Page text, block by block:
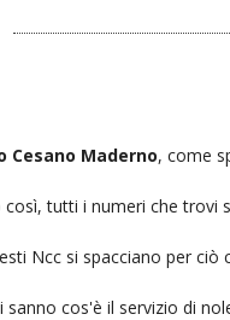
Cesano Maderno, come
tutti i numeri che trovi
Ncc si spacciano per ciò
sanno cos'è il servizio di